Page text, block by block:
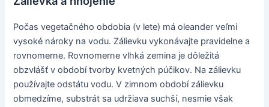
Počas vegetačného obdobia (v lete) má oleander veľmi
vysoké nároky na vodu. Zálievku vykonávajte pravidelne a
rovnomerne. Rovnomerne vlhká zemina je dôležitá
obzvlášť v období tvorby kvetných púčikov. Na zálievku
používajte odstátu vodu. V zimnom období zálievku
obmedzíme, substrát sa udržiava suchší, nesmie však